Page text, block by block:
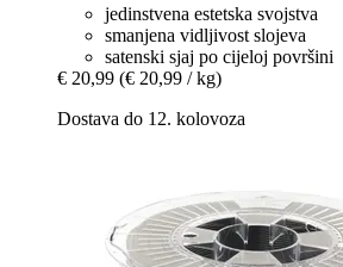
jedinstvena estetska svojstva
smanjena vidljivost slojeva
satenski sjaj po cijeloj površini
€ 20,99 (€ 20,99 / kg)
Dostava do 12. kolovoza